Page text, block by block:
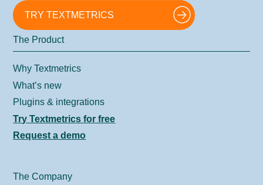
TRY TEXTMETRICS
The Product
Why Textmetrics
What’s new
Plugins & integrations
Try Textmetrics for free
Request a demo
The Company